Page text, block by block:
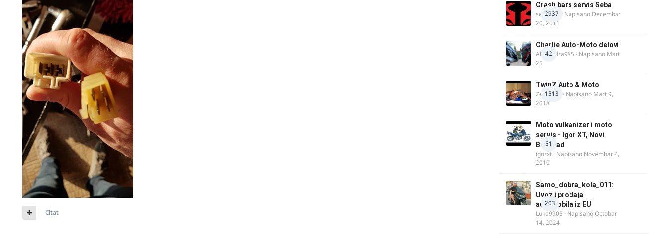
Citat
2937
Crash bars servis Seba
seba011 · Napisano Decembar
20, 2011
42
Charlie Auto-Moto delovi
Alexandra995 · Napisano Mart
25
1513
TwinZ Auto & Moto
Zeljkamp · Napisano Mart 9,
2018
51
Moto vulkanizer i moto
servis - Igor XT, Novi
Beograd
igorxt · Napisano Novembar 4,
2010
203
Samo_dobra_kola_011:
Uvoz i prodaja
automobila iz EU
Luka9905 · NapisanoOctobar
14, 2024